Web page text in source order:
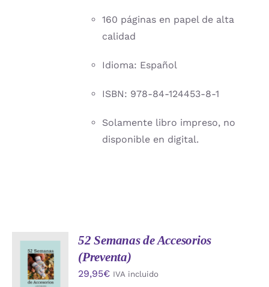
160 páginas en papel de alta
calidad
Idioma: Español
ISBN: 978-84-124453-8-1
Solamente libro impreso, no
disponible en digital.
AL
CARRITO
/
52 Semanas de Accesorios
(Preventa)
29,95€ IVA incluido